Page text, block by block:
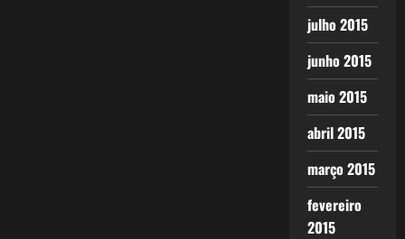
julho 2015
junho 2015
maio 2015
abril 2015
março 2015
fevereiro
2015